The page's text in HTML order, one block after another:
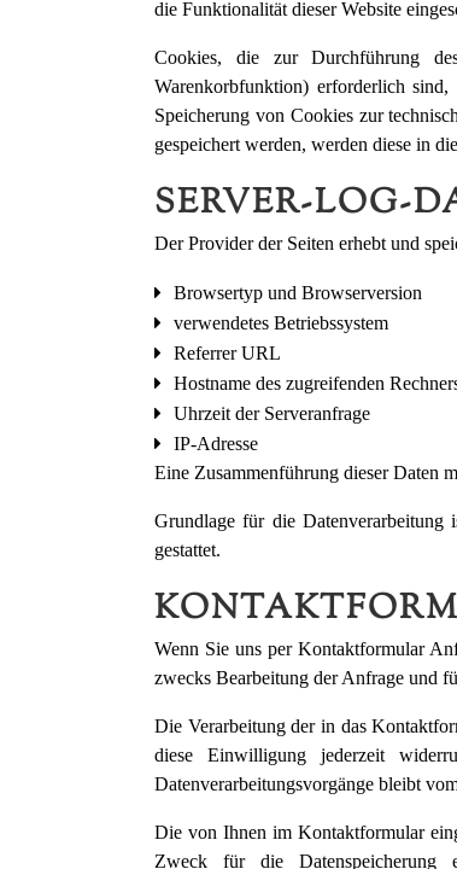
die Funktionalität dieser Website
Cookies, die zur Durchführung
Warenkorbfunktion) erforderlich
Speicherung von Cookies zur
gespeichert werden, werden diese in
SERVER-LOG-
Der Provider der Seiten erhebt und
Browsertyp und Browserversion
verwendetes Betriebssystem
Referrer URL
Hostname des zugreifenden
Uhrzeit der Serveranfrage
IP-Adresse
Eine Zusammenführung dieser Daten
Grundlage für die
gestattet.
Wenn Sie uns per Kontaktformular
zwecks Bearbeitung der Anfrage und
Die Verarbeitung der in das
diese Einwilligung jederzeit
Datenverarbeitungsvorgänge bleibt
Die von Ihnen im Kontaktformular
Zweck für die Datenspeicherung